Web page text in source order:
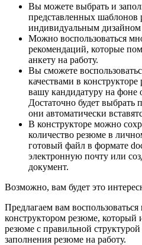
Вы можете выбрать и
представленных
индивидуальным дизайном
Можно воспользоваться
рекомендаций, которые
анкету на работу.
Вы сможете
качествами в
вашу кандидатуру на фоне
Достаточно будет выбрать
они автоматически
В конструкторе можно
количество резюме в
готовый файл в формате
электронную почту или
документ.
Возможно, вам будет это
Предлагаем вам
конструктором резюме,
резюме с правильной
заполнения резюме на работу.